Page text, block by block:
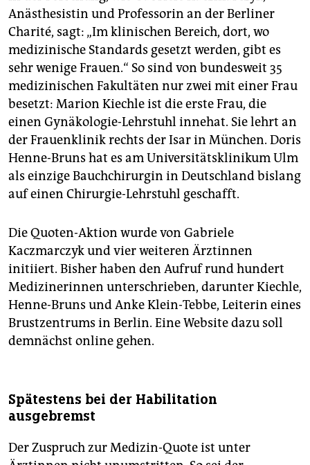
Anästhesistin und Professorin an der Berliner
Charité, sagt: „Im klinischen Bereich, dort, wo
medizinische Standards gesetzt werden, gibt es
sehr wenige Frauen.“ So sind von bundesweit 35
medizinischen Fakultäten nur zwei mit einer Frau
besetzt: Marion Kiechle ist die erste Frau, die
einen Gynäkologie-Lehrstuhl innehat. Sie lehrt an
der Frauenklinik rechts der Isar in München. Doris
Henne-Bruns hat es am Universitätsklinikum Ulm
als einzige Bauchchirurgin in Deutschland bislang
auf einen Chirurgie-Lehrstuhl geschafft.
Die Quoten-Aktion wurde von Gabriele
Kaczmarczyk und vier weiteren Ärztinnen
initiiert. Bisher haben den Aufruf rund hundert
Medizinerinnen unterschrieben, darunter Kiechle,
Henne-Bruns und Anke Klein-Tebbe, Leiterin eines
Brustzentrums in Berlin. Eine Website dazu soll
demnächst online gehen.
Spätestens bei der Habilitation
ausgebremst
Der Zuspruch zur Medizin-Quote ist unter